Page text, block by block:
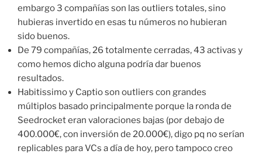
embargo 3 compañías son las outliers totales, sino
hubieras invertido en esas tu números no hubieran
sido buenos.
De 79 compañías, 26 totalmente cerradas, 43 activas y
como hemos dicho alguna podría dar buenos
resultados.
Habitissimo y Captio son outliers con grandes
múltiplos basado principalmente porque la ronda de
Seedrocket eran valoraciones bajas (por debajo de
400.000€, con inversión de 20.000€), digo pq no serían
replicables para VCs a día de hoy, pero tampoco creo